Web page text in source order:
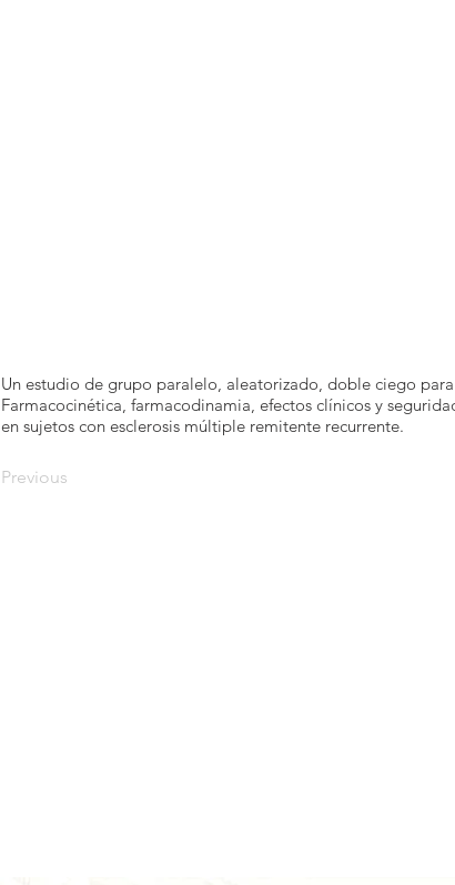
Un estudio de grupo paralelo, aleatorizado, doble ciego
Farmacocinética, farmacodinamia, efectos clínicos y
en sujetos con esclerosis múltiple remitente recurrente.
Previous